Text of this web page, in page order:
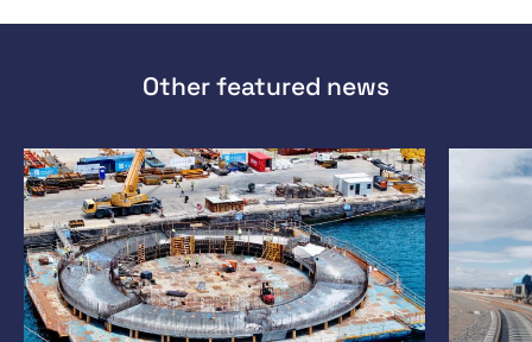
Other featured news